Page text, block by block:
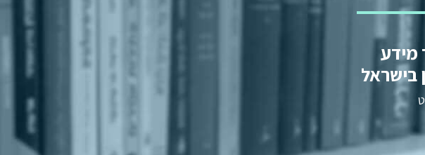
מידע
בישראל